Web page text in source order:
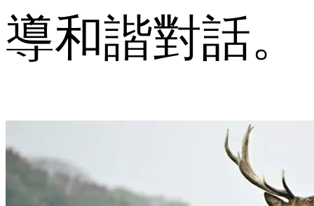
導和諧對話。